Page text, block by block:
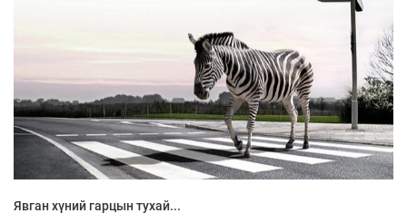
Явган хүний гарцын тухай...